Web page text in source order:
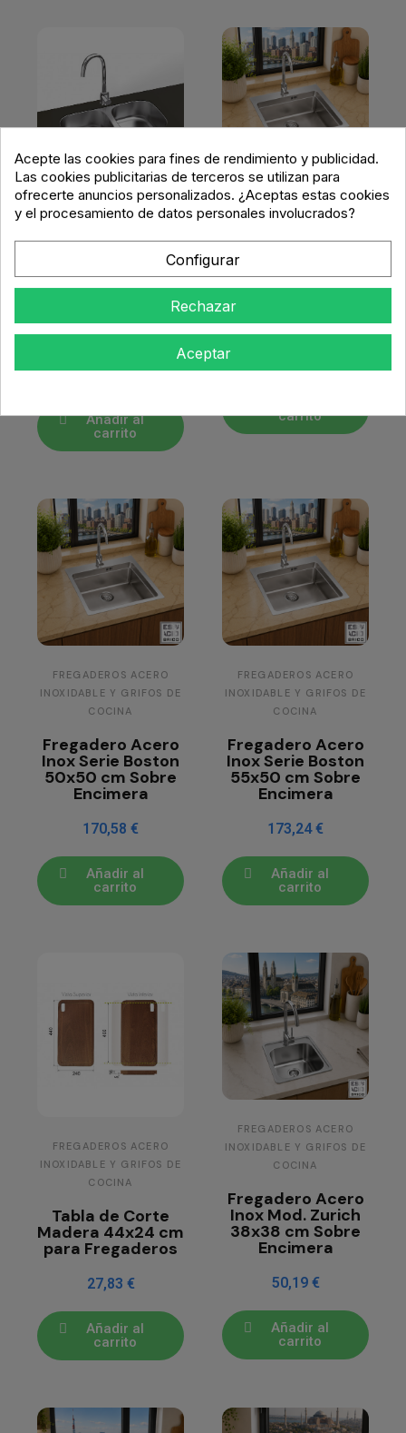
FREGADEROS ACERO
INOXIDABLE Y GRIFOS DE
Fregadero Acero
Inox Serie Atenas
74,5x41 cm Bajo
Encimera
137,51 €
Añadir al
carrito
FREGADEROS ACERO
INOXIDABLE Y GRIFOS DE
COCINA
Fregadero Acero
Inox Serie Boston
45x50 cm Sobre
Encimera
carrito
FREGADEROS ACERO
INOXIDABLE Y GRIFOS DE
COCINA
Fregadero Acero
Inox Serie Boston
50x50 cm Sobre
Encimera
170,58 €
Añadir al
carrito
FREGADEROS ACERO
INOXIDABLE Y GRIFOS DE
COCINA
Fregadero Acero
Inox Serie Boston
55x50 cm Sobre
Encimera
173,24 €
Añadir al
carrito
FREGADEROS ACERO
INOXIDABLE Y GRIFOS DE
COCINA
Tabla de Corte
Madera 44x24 cm
para Fregaderos
27,83 €
Añadir al
carrito
FREGADEROS ACERO
INOXIDABLE Y GRIFOS DE
COCINA
Fregadero Acero
Inox Mod. Zurich
38x38 cm Sobre
Encimera
50,19 €
Añadir al
carrito
Acepte las cookies para fines de rendimiento y publicidad.
Las cookies publicitarias de terceros se utilizan para
ofrecerte anuncios personalizados. ¿Aceptas estas cookies
y el procesamiento de datos personales involucrados?
Configurar
Rechazar
Aceptar